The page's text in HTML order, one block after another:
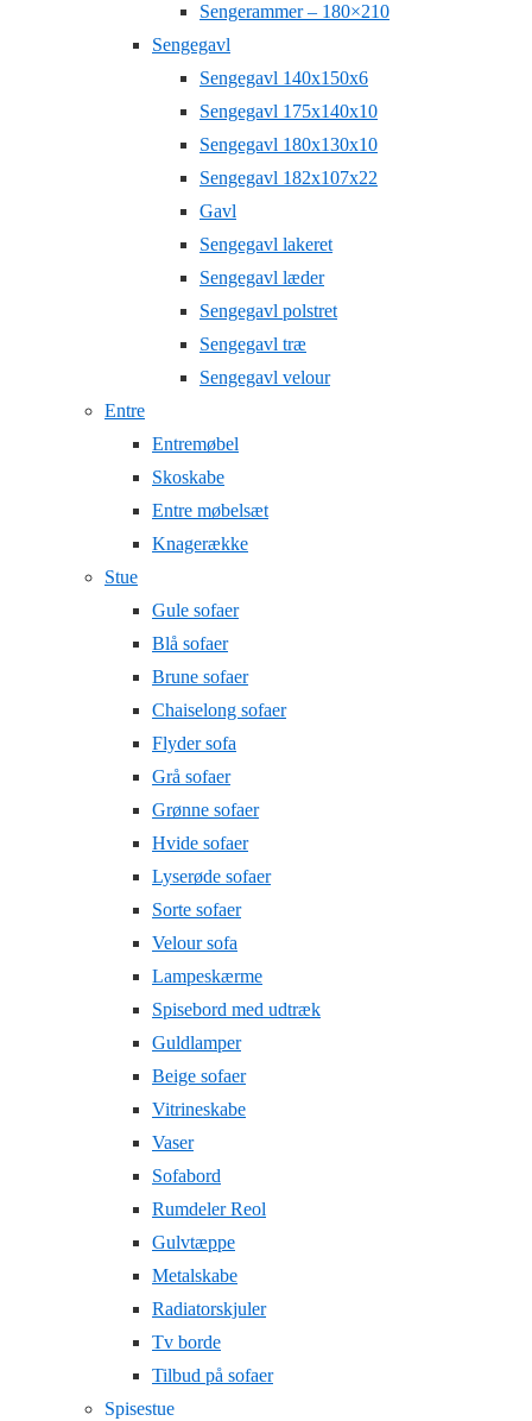
Sengerammer – 180×210
Sengegavl
Sengegavl 140x150x6
Sengegavl 175x140x10
Sengegavl 180x130x10
Sengegavl 182x107x22
Gavl
Sengegavl lakeret
Sengegavl læder
Sengegavl polstret
Sengegavl træ
Sengegavl velour
Entre
Entremøbel
Skoskabe
Entre møbelsæt
Knagerække
Stue
Gule sofaer
Blå sofaer
Brune sofaer
Chaiselong sofaer
Flyder sofa
Grå sofaer
Grønne sofaer
Hvide sofaer
Lyserøde sofaer
Sorte sofaer
Velour sofa
Lampeskærme
Spisebord med udtræk
Guldlamper
Beige sofaer
Vitrineskabe
Vaser
Sofabord
Rumdeler Reol
Gulvtæppe
Metalskabe
Radiatorskjuler
Tv borde
Tilbud på sofaer
Spisestue